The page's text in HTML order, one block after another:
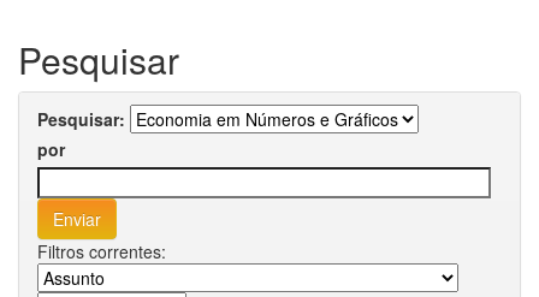
Pesquisar
Pesquisar:
por
Filtros correntes: